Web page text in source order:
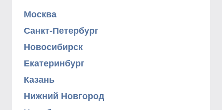
Москва
Санкт-Петербург
Новосибирск
Екатеринбург
Казань
Нижний Новгород